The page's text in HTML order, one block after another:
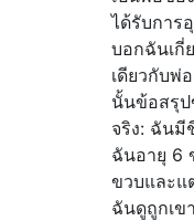
ได้รับการ
บอกฉันเกี่
เดียวกับพ่
นั้นข้อสรุป
จริง: ฉันมี
ฉันอายุ 6
ขวบและแ
ฉันดูถูกเข